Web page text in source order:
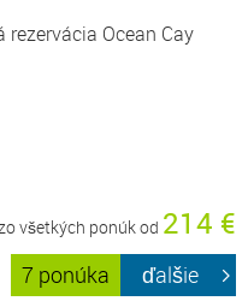
Ocean Cay
všetkých ponúk od 214 €
7 ponúka ďalšie